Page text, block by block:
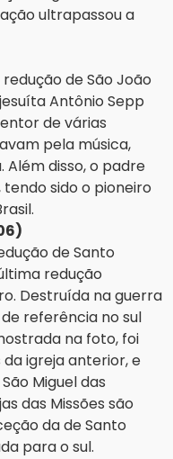
ultrapassou a
de São João
Antônio Sepp
de várias
pela música,
disso, o padre
sido o pioneiro
de Santo
redução
Destruída na guerra
referência no sul
na foto, foi
igreja anterior, e
Miguel das
das Missões são
da de Santo
para o sul.